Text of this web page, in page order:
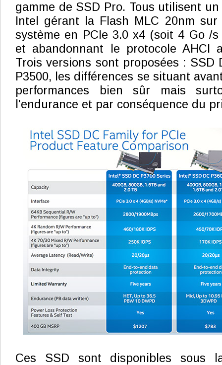
gamme de SSD Pro. Tous utilisent
Intel gérant la Flash MLC 20nm
système en PCIe 3.0 x4 (soit 4 Go /
et abandonnant le protocole AHCI
Trois versions sont proposées : SSD
P3500, les différences se situant
performances bien sûr mais
l'endurance et par conséquence du
Ces SSD sont disponibles sous